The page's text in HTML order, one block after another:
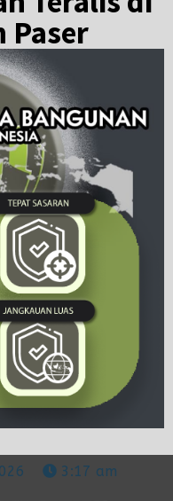
Paser
3:17 am